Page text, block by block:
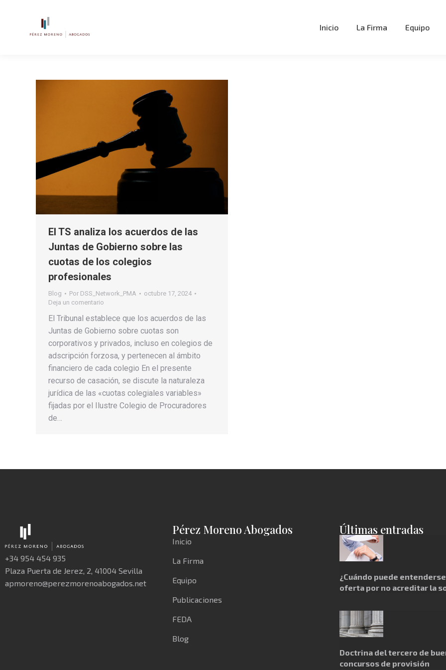
Inicio La Firma Equipo
El TS analiza los acuerdos de las
Juntas de Gobierno sobre las
cuotas de los colegios
profesionales
Blog Por DSS_Network_PMA
octubre 17, 2024
Deja un comentario
El Tribunal establece que los acuerdos de las
Juntas de Gobierno sobre cuotas son
corporativos y privados, incluso en colegios de
adscripción forzosa, y pertenecen al ámbito
financiero de cada colegio En el presente
recurso de casación, se discute la naturaleza
jurídica de las «cuotas colegiales variables»
fijadas por el Ilustre Colegio de Procuradores
de…
+34 954 454 935
Plaza Puerta de Jerez, 2, 41004 Sevilla
apmoreno@perezmorenoabogados.net
Pérez Moreno Abogados
Inicio
La Firma
Equipo
Publicaciones
FEDA
Blog
Últimas entradas
¿Cuándo puede
oferta por no acreditar la
Doctrina del tercero de
concursos de provisión